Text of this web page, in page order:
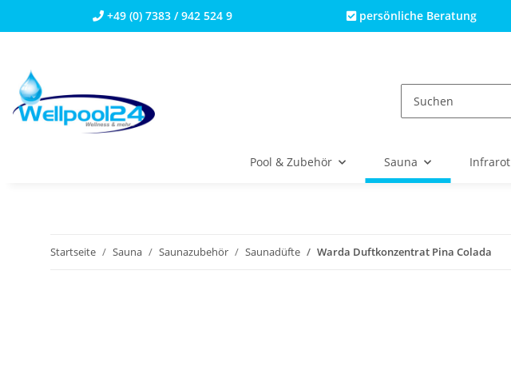
+49 (0) 7383 / 942 524 9 persönliche Beratung
Pool & Zubehör Sauna Infrarot
Startseite Sauna Saunazubehör Saunadüfte Warda Duftkonzentrat Pina Colada